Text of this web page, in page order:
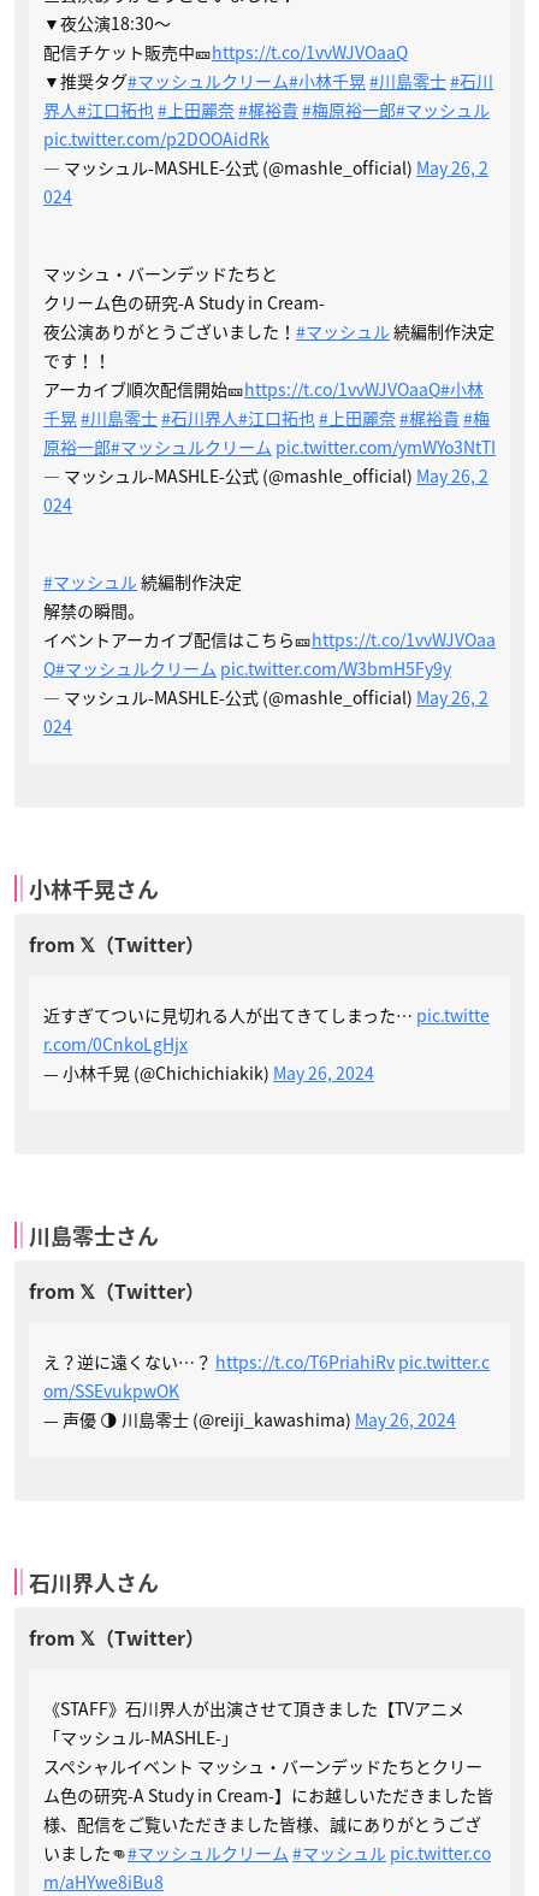
▼夜公演18:30〜
配信チケット販売中🎫https://t.co/1vvWJVOaaQ
▼推奨タグ#マッシュルクリーム#小林千晃 #川島零士#石川
界人#江口拓也#上田麗奈#梶裕貴#梅原裕一郎#マッシュル
pic.twitter.com/p2DOOAidRk
— マッシュル-MASHLE-公式 (@mashle_official) May 26, 2
024
マッシュ・バーンデッドたちと
クリーム色の研究-A Study in Cream-
夜公演ありがとうございました！ #マッシュル続編制作決定
です！！
アーカイブ順次配信開始🎫https://t.co/1vvWJVOaaQ#小林
千晃 #川島零士#石川界人#江口拓也#上田麗奈#梶裕貴#梅
原裕一郎#マッシュルクリーム pic.twitter.com/ymWYo3NtTI
— マッシュル-MASHLE-公式 (@mashle_official) May 26, 2
024
#マッシュル続編制作決定
解禁の瞬間。
イベントアーカイブ配信はこちら🎫https://t.co/1vvWJVOaa
Q#マッシュルクリーム pic.twitter.com/W3bmH5Fy9y
— マッシュル-MASHLE-公式 (@mashle_official) May 26, 2
024
小林千晃さん
近すぎてついに見切れる人が出てきてしまった… pic.twitte
r.com/0CnkoLgHjx
— 小林千晃 (@Chichichiakik) May 26, 2024
川島零士さん
え？逆に遠くない…？ https://t.co/T6PriahiRv pic.twitter.c
om/SSEvukpwOK
— 声優 🌗 川島零士 (@reiji_kawashima) May 26, 2024
石川界人さん
《STAFF》石川界人が出演させて頂きました【TVアニメ
「マッシュル-MASHLE-」
スペシャルイベント マッシュ・バーンデッドたちとクリー
ム色の研究-A Study in Cream-】にお越しいただきました皆
様、配信をご覧いただきました皆様、誠にありがとうござ
いました👊#マッシュルクリーム #マッシュル pic.twitter.co
m/aHYwe8iBu8